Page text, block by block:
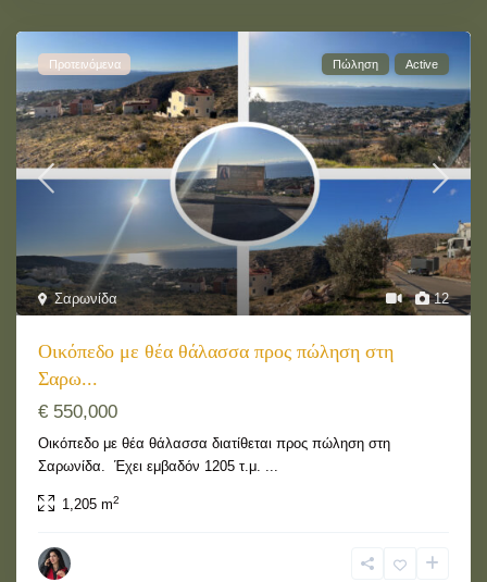
12
Σαρωνίδα
Προτεινόμενα Πώληση Active
Οικόπεδο με θέα θάλασσα προς πώληση στη
Σαρω...
€ 550,000
Οικόπεδο με θέα θάλασσα διατίθεται προς πώληση στη
Σαρωνίδα. Έχει εμβαδόν 1205 τ.μ. ...
1,205 m2